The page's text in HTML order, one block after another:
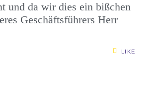
und da wir dies ein bißchen
Geschäftsführers Herr
LIKE